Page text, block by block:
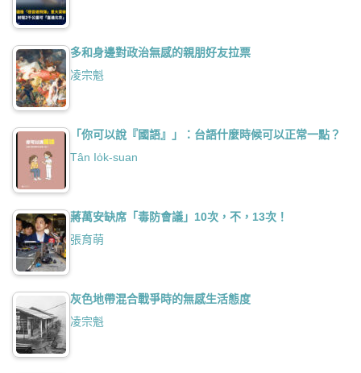
多和身邊對政治無感的親朋好友拉票
凌宗魁
「你可以說『國語』」：台語什麼時候可以正常一點？
Tân Io̍k-suan
蔣萬安缺席「毒防會議」10次，不，13次！
張育萌
灰色地帶混合戰爭時的無感生活態度
凌宗魁